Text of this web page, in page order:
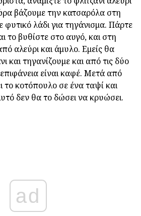
βάζουμε την κατσαρόλα στη
φυτικό λάδι για τηγάνισμα. Πάρτε
το βυθίστε στο αυγό, και στη
αλεύρι και άμυλο. Εμείς θα
και τηγανίζουμε και από τις δύο
είναι καφέ. Μετά από
το κοτόπουλο σε ένα ταψί και
δεν θα το δώσει να κρυώσει.
ad